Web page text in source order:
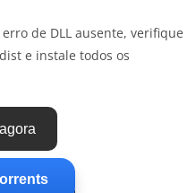
de DLL ausente, verifique
e instale todos os